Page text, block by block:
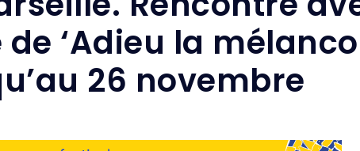
‘Adieu la
26 novembre